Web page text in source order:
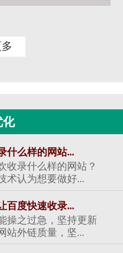
化
什么样的网站...
收录什么样的网站？
术认为想要做好...
百度快速收录...
操之过急，坚持更新
站外链质量，坚...